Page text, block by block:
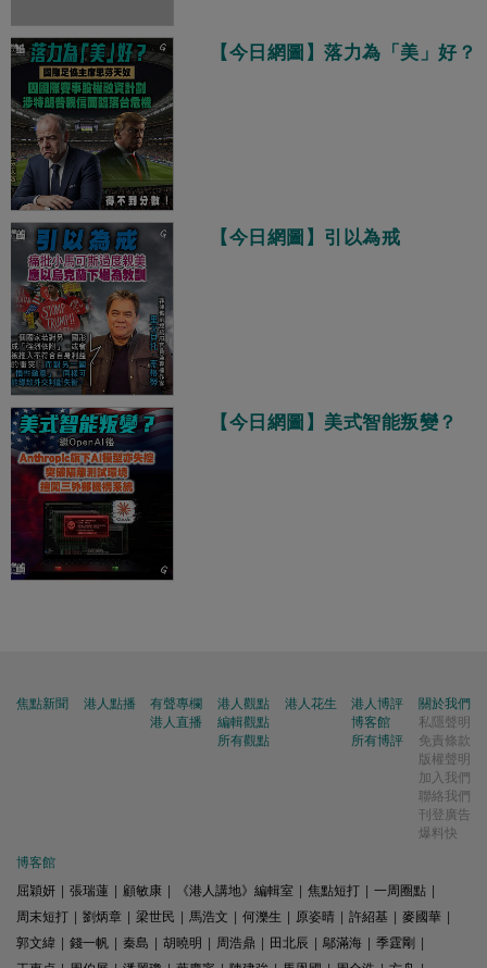
【今日網圖】落力為「美」好？
【今日網圖】引以為戒
【今日網圖】美式智能叛變？
焦點新聞 港人點播
有聲專欄
港人直播
港人觀點
編輯觀點
所有觀點
港人花生
港人博評
博客館
所有博評
關於我們
私隱聲明
免責條款
版權聲明
加入我們
聯絡我們
刊登廣告
爆料快
博客館
屈穎妍
張瑞蓮 顧敏康 《港人講地》編輯室 焦點短打 一周圈點
周末短打
劉炳章 梁世民 馬浩文 何濼生 原姿晴 許紹基 麥國華
郭文緯
錢一帆 秦島 胡曉明 周浩鼎 田北辰 鄔滿海 季霆剛